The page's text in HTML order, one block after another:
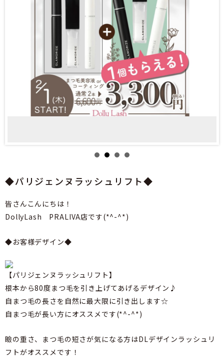
◆パリジェンヌラッシュリフト◆
皆さんこんにちは！
DollyLash PRALIVA店です(*^-^*)
◆お客様デザイン◆
【パリジェンヌラッシュリフト】
根本から80度まつ毛を引き上げてあげるデザイン♪
自まつ毛の長さを自然に最大限に引き出します☆
自まつ毛が長い方にオススメです(*^-^*)
瞼の重さ、まつ毛の短さが気になる方はDLデザインラッシュリ
フトがオススメです！